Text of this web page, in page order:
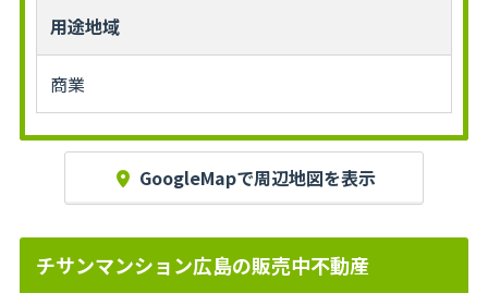
用途地域
商業
GoogleMapで周辺地図を表示
チサンマンション広島の販売中不動産